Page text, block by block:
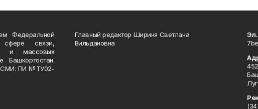
Федеральной
связи,
и массовых
Башкортостан.
СМИ: ПИ №ТУ02-
Главный редактор Шириня Светлана
Вильдановна
Эл.